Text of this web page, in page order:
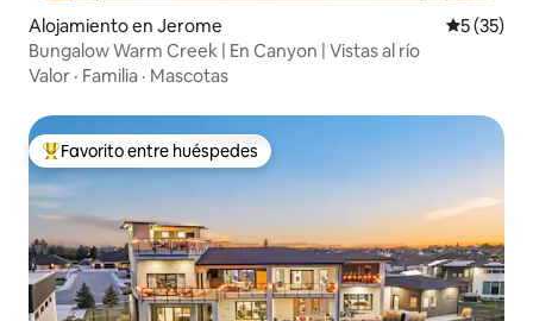
Alojamiento en Jerome
5 (35)
Bungalow Warm Creek | En Canyon | Vistas al río
Valor · Familia · Mascotas
Favorito entre los huéspedes más destacados
Favorito entre huéspedes